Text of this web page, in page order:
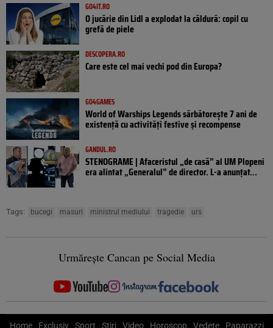
GO4IT.RO
O jucărie din Lidl a explodat la căldură: copil cu
grefă de piele
DESCOPERA.RO
Care este cel mai vechi pod din Europa?
GO4GAMES
World of Warships Legends sărbătorește 7 ani de
existență cu activități festive și recompense
GANDUL.RO
STENOGRAME | Afaceristul „de casă” al UM Plopeni
era alintat „Generalul” de director. L-a anunțat...
Tags: bucegi masuri ministrul mediului tragedie urs
Urmărește Cancan pe Social Media
Home Exclusiv Sport Știri Video Horoscop Vedete Paparazzi